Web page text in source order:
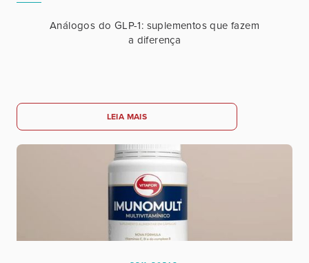
Análogos do GLP-1: suplementos que fazem
a diferença
LEIA MAIS